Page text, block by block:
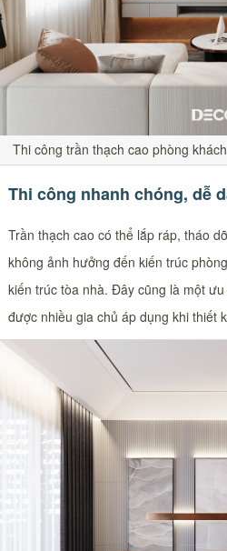
Thi công trần thạch cao phòng
Thi công nhanh chóng, dễ
Trần thạch cao có thể lắp ráp, tháo
không ảnh hưởng đến kiến trúc
kiến trúc tòa nhà. Đây cũng là một
được nhiều gia chủ áp dụng khi thiết